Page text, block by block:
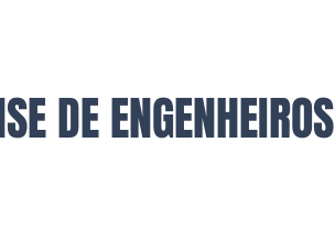
DE ENGENHEIROS